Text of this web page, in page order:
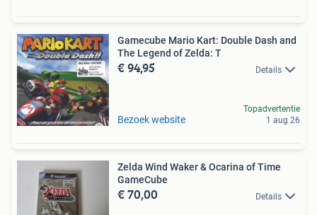
Gamecube Mario Kart: Double Dash and
The Legend of Zelda: T
€ 94,95 Details
Bezoek website
Topadvertentie
1 aug 26
Zelda Wind Waker & Ocarina of Time
GameCube
€ 70,00 Details